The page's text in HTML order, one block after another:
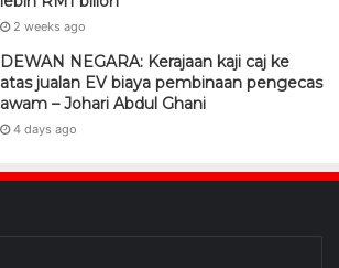
2 weeks ago
DEWAN NEGARA: Kerajaan kaji caj ke
atas jualan EV biaya pembinaan pengecas
awam – Johari Abdul Ghani
4 days ago